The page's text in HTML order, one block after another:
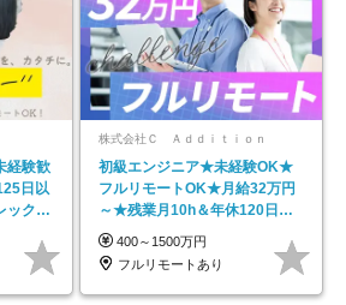
経験歓
日以
ックス
株式会社Ｃ Ａｄｄｉｔｉｏｎ
初級エンジニア★未経験OK★
フルリモートOK★月給32万円
～★残業月10h＆年休120日以
上★副業可
400～1500万円
フルリモートあり